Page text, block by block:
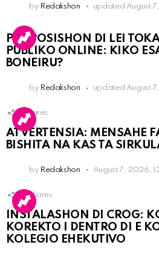
by Redakshon updated August
PROPOSISHON DI LEI
PÚBLIKO ONLINE: KIKO
BONEIRU?
by Redakshon updated August
Shares
ATVERTENSIA: MENSAHE
BISHITA NA KAS TA
by Redakshon August 7, 2026,
14 Shares
INSTALASHON DI CROG:
KOREKTO I DENTRO DI E
KOLEGIO EHEKUTIVO